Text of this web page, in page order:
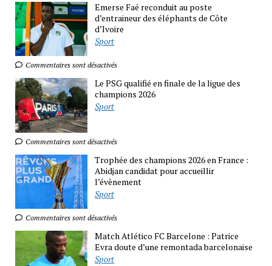
Emerse Faé reconduit au poste
d’entraineur des éléphants de Côte
d’Ivoire
Sport
Commentaires sont désactivés
Le PSG qualifié en finale de la ligue des
champions 2026
Sport
Commentaires sont désactivés
Trophée des champions 2026 en France :
Abidjan candidat pour accueillir
l’évènement
Sport
Commentaires sont désactivés
Match Atlético FC Barcelone : Patrice
Evra doute d’une remontada barcelonaise
Sport